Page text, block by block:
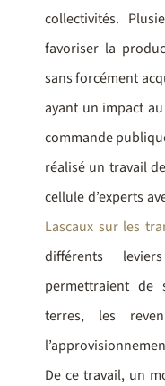
collectivités.
favoriser la
sans forcément
ayant un impact
commande
réalisé un travail
cellule d’experts
Lascaux sur les
différents
permettraient de
terres, les
De ce travail, un